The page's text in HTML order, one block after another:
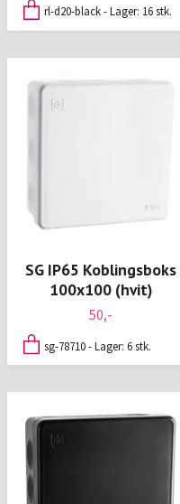
rl-d20-black - Lager: 16 stk.
SG IP65 Koblingsboks
100x100 (hvit)
50,-
sg-78710 - Lager: 6 stk.